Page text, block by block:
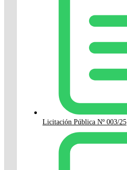
Licitación Pública Nº 003/25